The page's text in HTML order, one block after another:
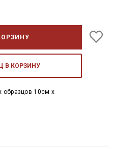
В КОРЗИНУ
образцов 10см x